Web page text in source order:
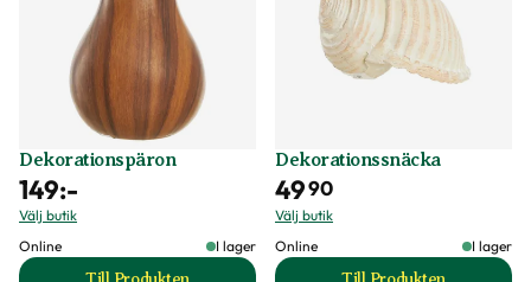
Dekorationspäron
149:-
Välj butik
Online
I lager
Dekorationssnäcka
4990
Välj butik
Online
I lager